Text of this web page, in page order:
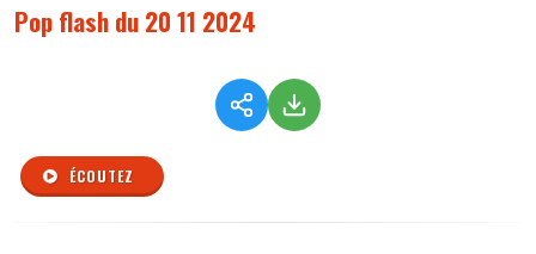
Pop flash du 20 11 2024
ÉCOUTEZ